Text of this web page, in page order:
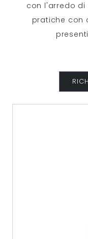
con l'arredo
pratiche con